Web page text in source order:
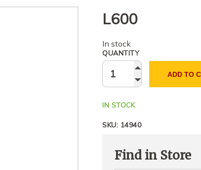
L600
In stock
QUANTITY
ADD TO
IN STOCK
SKU: 14940
Find in Store